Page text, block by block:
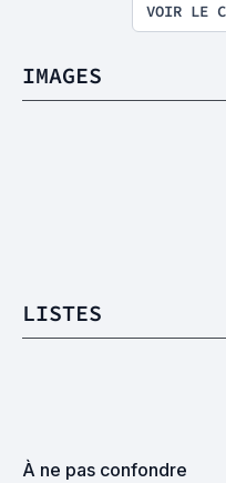
VOIR LE
IMAGES
LISTES
À ne pas confondre